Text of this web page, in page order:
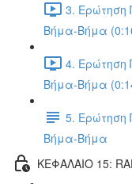
3. Ερώτηση
Βήμα-Βήμα
4. Ερώτηση
Βήμα-Βήμα
5. Ερώτηση
Βήμα-Βήμα
ΚΕΦΑΛΑΙΟ 15: